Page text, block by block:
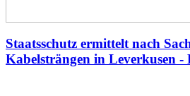
Staatsschutz ermittelt nach
Kabelsträngen in Leverkusen -